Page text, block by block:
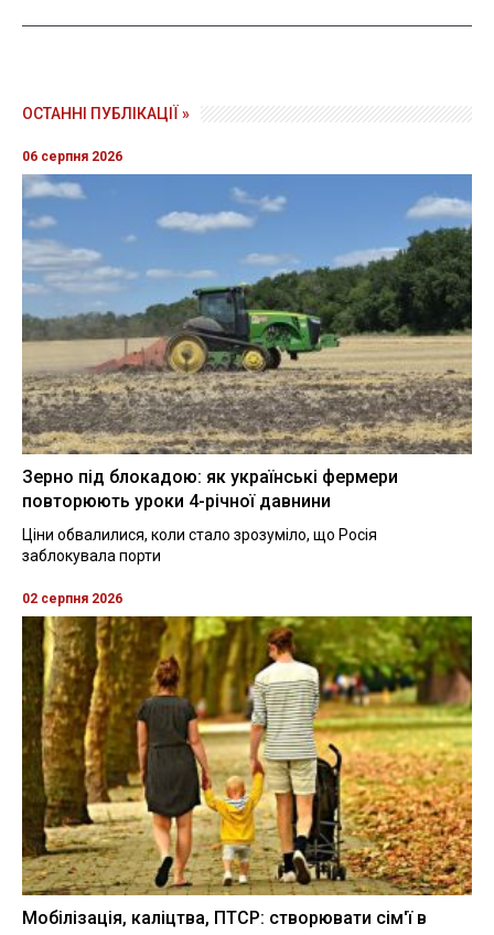
ОСТАННІ ПУБЛІКАЦІЇ »
06 серпня 2026
Зерно під блокадою: як українські фермери
повторюють уроки 4-річної давнини
Ціни обвалилися, коли стало зрозуміло, що Росія
заблокувала порти
02 серпня 2026
Мобілізація, каліцтва, ПТСР: створювати сім'ї в